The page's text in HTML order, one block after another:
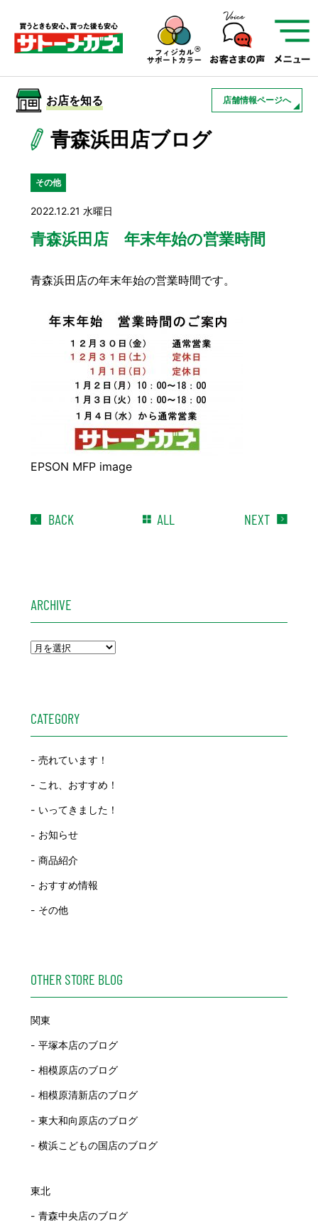
サトーメガネを知る
サトーメガネについて
01 サトーメガネの遠近
検査・フィッティング
アフターサービス
お店を知る
サービスを知る
遠近両用 フレームについて
レンズ交換 豆知識 レスキュー
お知らせ
お問い合わせ
採用情報 プライバシーポリシー
お店を知る 店舗情報ページへ
青森浜田店ブログ
その他
2022.12.21 水曜日
青森浜田店 年末年始の営業時間
青森浜田店の年末年始の営業時間です。
EPSON MFP image
BACK ALL NEXT
ARCHIVE
CATEGORY
売れています！
これ、おすすめ！
いってきました！
お知らせ
商品紹介
おすすめ情報
その他
OTHER STORE BLOG
関東
平塚本店のブログ
相模原店のブログ
相模原清新店のブログ
東大和向原店のブログ
横浜こどもの国店のブログ
東北
青森中央店のブログ